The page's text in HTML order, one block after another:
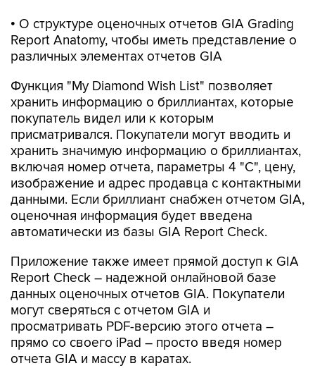
• О структуре оценочных отчетов GIA Grading
Report Anatomy, чтобы иметь представление о
различных элементах отчетов GIA
Функция "My Diamond Wish List" позволяет
хранить информацию о бриллиантах, которые
покупатель видел или к которым
присматривался. Покупатели могут вводить и
хранить значимую информацию о бриллиантах,
включая номер отчета, параметры 4 "С", цену,
изображение и адрес продавца с контактными
данными. Если бриллиант снабжен отчетом GIA,
оценочная информация будет введена
автоматически из базы GIA Report Check.
Приложение также имеет прямой доступ к GIA
Report Check – надежной онлайновой базе
данных оценочных отчетов GIA. Покупатели
могут сверяться с отчетом GIA и
просматривать PDF-версию этого отчета –
прямо со своего iPad – просто введя номер
отчета GIA и массу в каратах.